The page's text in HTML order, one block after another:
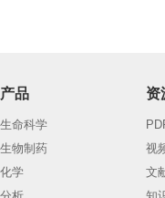
产品
生命科学
生物制药
化学
资
视
文